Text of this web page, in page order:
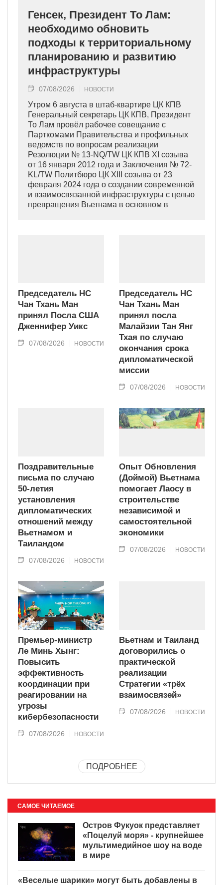
Генсек, Президент То Лам:
необходимо обновить
подходы к территориальному
планированию и развитию
инфраструктуры
07/08/2026 НОВОСТИ
Утром 6 августа в штаб-квартире ЦК КПВ
Генеральный секретарь ЦК КПВ, Президент
То Лам провёл рабочее совещание с
Парткомами Правительства и профильных
ведомств по вопросам реализации
Резолюции № 13-NQ/TW ЦК КПВ XI созыва
от 16 января 2012 года и Заключения № 72-
KL/TW Политбюро ЦК XIII созыва от 23
февраля 2024 года о создании современной
и взаимосвязанной инфраструктуры с целью
превращения Вьетнама в основном в
Председатель НС
Чан Тхань Ман
принял Посла США
Дженнифер Уикс
07/08/2026 НОВОСТИ
Председатель НС
Чан Тхань Ман
принял посла
Малайзии Тан Янг
Тхая по случаю
окончания срока
дипломатической
миссии
07/08/2026 НОВОСТИ
Поздравительные
письма по случаю
50-летия
установления
дипломатических
отношений между
Вьетнамом и
Таиландом
07/08/2026 НОВОСТИ
Опыт Обновления
(Доймой) Вьетнама
помогает Лаосу в
строительстве
независимой и
самостоятельной
экономики
07/08/2026 НОВОСТИ
Премьер-министр
Ле Минь Хынг:
Повысить
эффективность
координации при
реагировании на
угрозы
кибербезопасности
07/08/2026 НОВОСТИ
Вьетнам и Таиланд
договорились о
практической
реализации
Стратегии «трёх
взаимосвязей»
07/08/2026 НОВОСТИ
ПОДРОБНЕЕ
САМОЕ ЧИТАЕМОЕ
Остров Фукуок представляет
«Поцелуй моря» - крупнейшее
мультимедийное шоу на воде
в мире
«Веселые шарики» могут быть добавлены в